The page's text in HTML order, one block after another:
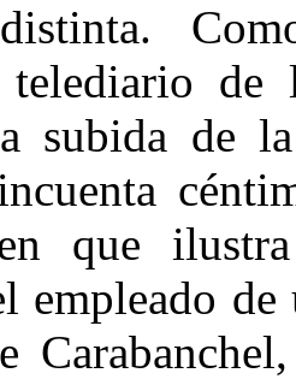
subida de
que
empleado de